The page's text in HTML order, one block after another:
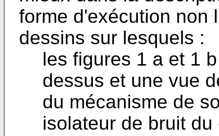
forme d'exécution non
dessins sur lesquels :
les figures 1 a et 1
dessus et une vue
du mécanisme de
isolateur de bruit